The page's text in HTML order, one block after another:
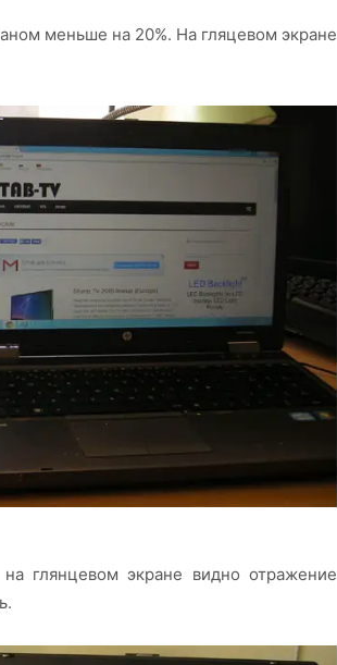
меньше на 20%. На гляцевом экране
глянцевом экране видно отражение